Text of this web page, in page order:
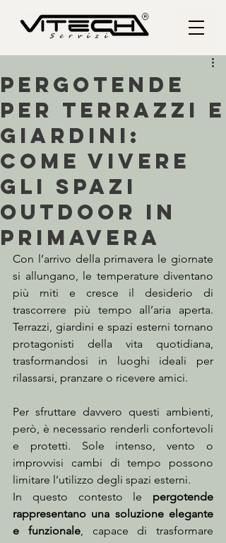
Pergotende
per terrazzi e
giardini:
come vivere
gli spazi
outdoor in
primavera
Con l’arrivo della primavera le giornate
si allungano, le temperature diventano
più miti e cresce il desiderio di
trascorrere più tempo all’aria aperta.
Terrazzi, giardini e spazi esterni tornano
protagonisti della vita quotidiana,
trasformandosi in luoghi ideali per
rilassarsi, pranzare o ricevere amici.
Per sfruttare davvero questi ambienti,
però, è necessario renderli confortevoli
e protetti. Sole intenso, vento o
improvvisi cambi di tempo possono
limitare l’utilizzo degli spazi esterni.
In questo contesto le pergotende
rappresentano una soluzione elegante
e funzionale, capace di trasformare